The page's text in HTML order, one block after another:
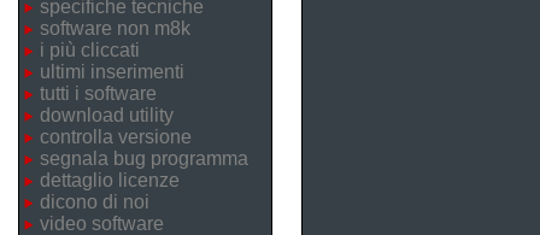
specifiche tecniche
software non m8k
i più cliccati
ultimi inserimenti
tutti i software
download utility
controlla versione
segnala bug programma
dettaglio licenze
dicono di noi
video software